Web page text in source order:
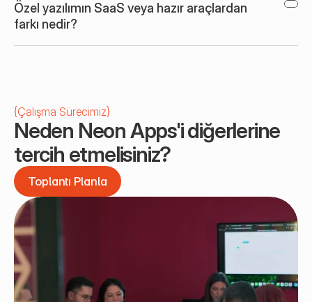
Özel yazılımın SaaS veya hazır araçlardan
farkı nedir?
{Çalışma Sürecimiz}
Neden Neon Apps'i diğerlerine
tercih etmelisiniz?
Toplantı Planla
Toplantı Planla